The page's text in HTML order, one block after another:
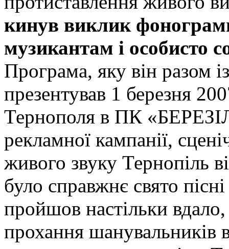
кинув виклик
музикантам і особисто
Програма, яку він разом
презентував 1 березня
Тернополя в ПК
рекламної кампанії,
живого звуку Тернопіль
було справжнє свято
пройшов настільки
прохання шанувальників